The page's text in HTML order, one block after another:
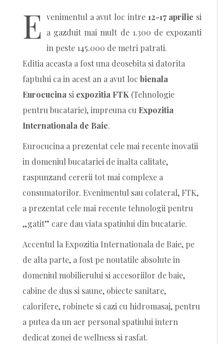
E venimentul a avut loc intre 12-17 aprilie si
a gazduit mai mult de 1.300 de expozanti
in peste 145.000 de metri patrati.
Editia aceasta a fost una deosebita si datorita
faptului ca in acest an a avut loc bienala
Eurocucina si expozitia FTK (Tehnologie
pentru bucatarie), impreuna cu Expozitia
Internationala de Baie.
Eurocucina a prezentat cele mai recente inovatii
in domeniul bucatariei de inalta calitate,
raspunzand cererii tot mai complexe a
consumatorilor. Evenimentul sau colateral, FTK,
a prezentat cele mai recente tehnologii pentru
„gatit” care dau viata spatiului din bucatarie.
Accentul la Expozitia Internationala de Baie, pe
de alta parte, a fost pe noutatile absolute in
domeniul mobilierului si accesoriilor de baie,
cabine de dus si saune, obiecte sanitare,
calorifere, robinete si cazi cu hidromasaj, pentru
a putea da un aer personal spatiului intern
dedicat zonei de wellness si rasfat.